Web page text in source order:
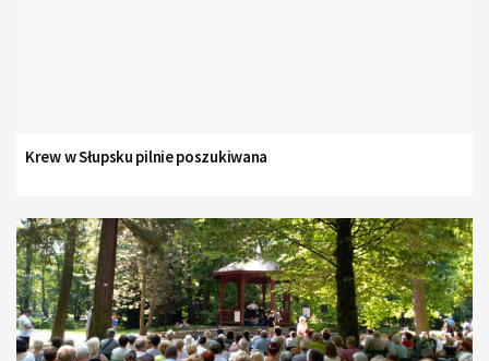
Krew w Słupsku pilnie poszukiwana